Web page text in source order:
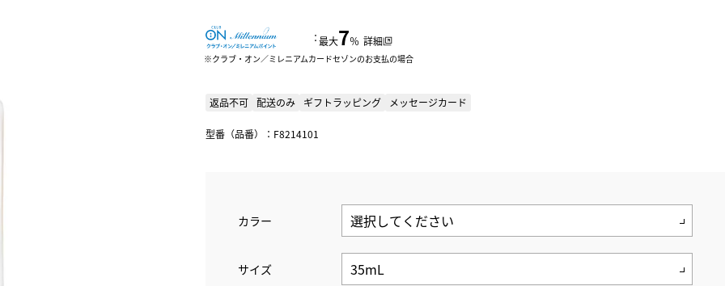
：最大7％ 詳細
クラブ・オン／ミレニアムカードセゾンのお支払の場合
返品不可 配送のみ ギフトラッピング メッセージカード
型番（品番）：F8214101
カラー
サイズ